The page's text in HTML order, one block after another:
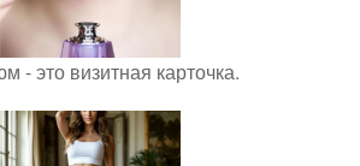
- это визитная карточка.